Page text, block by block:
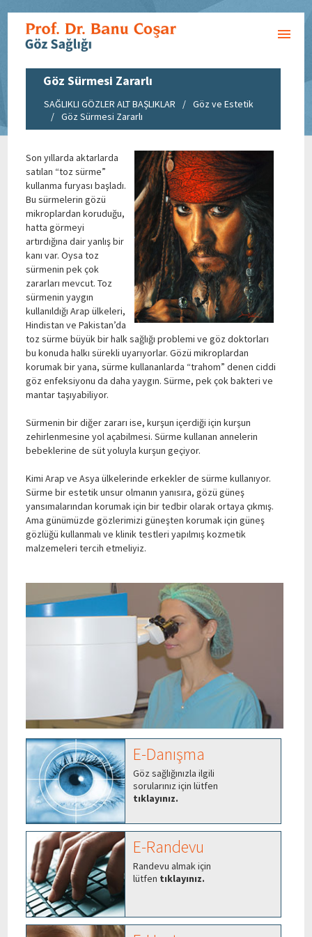
Göz Sürmesi Zararlı
SAĞLIKLI GÖZLER ALT BAŞLIKLAR / Göz ve Estetik
/ Göz Sürmesi Zararlı
Son yıllarda aktarlarda
satılan “toz sürme”
kullanma furyası başladı.
Bu sürmelerin gözü
mikroplardan koruduğu,
hatta görmeyi
artırdığına dair yanlış bir
kanı var. Oysa toz
sürmenin pek çok
zararları mevcut. Toz
sürmenin yaygın
kullanıldığı Arap ülkeleri,
Hindistan ve Pakistan’da
toz sürme büyük bir halk sağlığı problemi ve göz doktorları
bu konuda halkı sürekli uyarıyorlar. Gözü mikroplardan
korumak bir yana, sürme kullananlarda “trahom” denen ciddi
göz enfeksiyonu da daha yaygın. Sürme, pek çok bakteri ve
mantar taşıyabiliyor.
Sürmenin bir diğer zararı ise, kurşun içerdiği için kurşun
zehirlenmesine yol açabilmesi. Sürme kullanan annelerin
bebeklerine de süt yoluyla kurşun geçiyor.
Kimi Arap ve Asya ülkelerinde erkekler de sürme kullanıyor.
Sürme bir estetik unsur olmanın yanısıra, gözü güneş
yansımalarından korumak için bir tedbir olarak ortaya çıkmış.
Ama günümüzde gözlerimizi güneşten korumak için güneş
gözlüğü kullanmalı ve klinik testleri yapılmış kozmetik
malzemeleri tercih etmeliyiz.
E-Danışma
Göz sağlığınızla ilgili
sorularınız için lütfen
tıklayınız.
E-Randevu
Randevu almak için
lütfen tıklayınız.